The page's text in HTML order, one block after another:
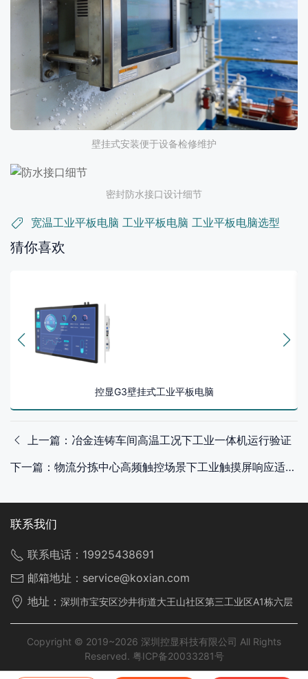
壁挂式安装便于设备检修维护
密封防水接口设计细节
宽温工业平板电脑 工业平板电脑 工业平板电脑选型
猜你喜欢
控显G3壁挂式工业平板电脑
上一篇：冶金连铸车间高温工况下工业一体机运行验证
下一篇：物流分拣中心高频触控场景下工业触摸屏响应适配
联系我们
联系电话： 19925438691
邮箱地址： service@koxian.com
地址： 深圳市宝安区沙井街道大王山社区第三工业区A1栋六层
Copyright © 2019~2026 深圳控显科技有限公司 All Rights
Reserved. 粤ICP备20033281号